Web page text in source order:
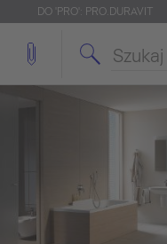
DO 'PRO': PRO.DURAVIT